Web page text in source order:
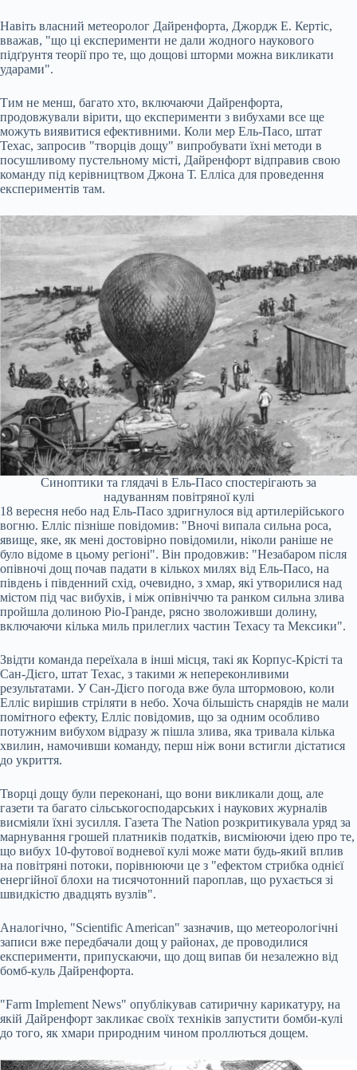
Навіть власний метеоролог Дайренфорта, Джордж Е. Кертіс,
вважав, "що ці експерименти не дали жодного наукового
підґрунтя теорії про те, що дощові шторми можна викликати
ударами".
Тим не менш, багато хто, включаючи Дайренфорта,
продовжували вірити, що експерименти з вибухами все ще
можуть виявитися ефективними. Коли мер Ель-Пасо, штат
Техас, запросив "творців дощу" випробувати їхні методи в
посушливому пустельному місті, Дайренфорт відправив свою
команду під керівництвом Джона Т. Елліса для проведення
експериментів там.
Синоптики та глядачі в Ель-Пасо спостерігають за
надуванням повітряної кулі
18 вересня небо над Ель-Пасо здригнулося від артилерійського
вогню. Елліс пізніше повідомив: "Вночі випала сильна роса,
явище, яке, як мені достовірно повідомили, ніколи раніше не
було відоме в цьому регіоні". Він продовжив: "Незабаром після
опівночі дощ почав падати в кількох милях від Ель-Пасо, на
південь і південний схід, очевидно, з хмар, які утворилися над
містом під час вибухів, і між опівніччю та ранком сильна злива
пройшла долиною Ріо-Гранде, рясно зволоживши долину,
включаючи кілька миль прилеглих частин Техасу та Мексики".
Звідти команда переїхала в інші місця, такі як Корпус-Крісті та
Сан-Дієго, штат Техас, з такими ж непереконливими
результатами. У Сан-Дієго погода вже була штормовою, коли
Елліс вирішив стріляти в небо. Хоча більшість снарядів не мали
помітного ефекту, Елліс повідомив, що за одним особливо
потужним вибухом відразу ж пішла злива, яка тривала кілька
хвилин, намочивши команду, перш ніж вони встигли дістатися
до укриття.
Творці дощу були переконані, що вони викликали дощ, але
газети та багато сільськогосподарських і наукових журналів
висміяли їхні зусилля. Газета The Nation розкритикувала уряд за
марнування грошей платників податків, висміюючи ідею про те,
що вибух 10-футової водневої кулі може мати будь-який вплив
на повітряні потоки, порівнюючи це з "ефектом стрибка однієї
енергійної блохи на тисячотонний пароплав, що рухається зі
швидкістю двадцять вузлів".
Аналогічно, "Scientific American" зазначив, що метеорологічні
записи вже передбачали дощ у районах, де проводилися
експерименти, припускаючи, що дощ випав би незалежно від
бомб-куль Дайренфорта.
"Farm Implement News" опублікував сатиричну карикатуру, на
якій Дайренфорт закликає своїх техніків запустити бомби-кулі
до того, як хмари природним чином проллються дощем.